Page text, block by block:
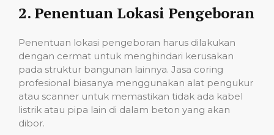
2. Penentuan Lokasi Pengeboran
Penentuan lokasi pengeboran harus dilakukan
dengan cermat untuk menghindari kerusakan
pada struktur bangunan lainnya. Jasa coring
profesional biasanya menggunakan alat pengukur
atau scanner untuk memastikan tidak ada kabel
listrik atau pipa lain di dalam beton yang akan
dibor.